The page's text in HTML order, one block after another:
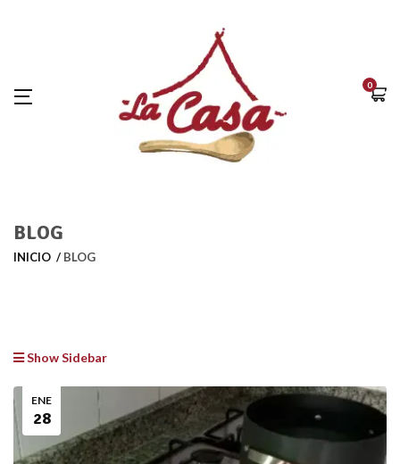
0
BLOG
INICIO BLOG
Show Sidebar
ENE
28